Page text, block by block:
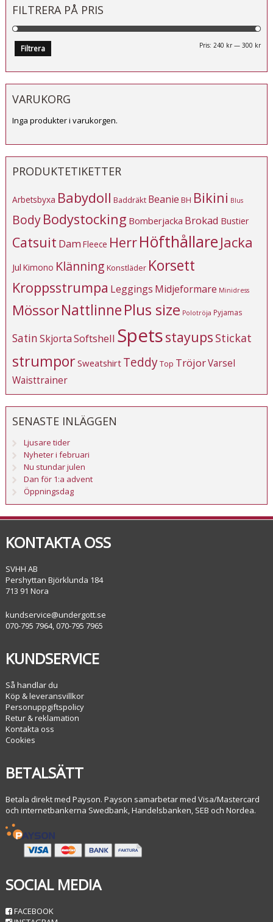
FILTRERA PÅ PRIS
Filtrera Pris:240 kr —300 kr
VARUKORG
Inga produkter i varukorgen.
PRODUKTETIKETTER
Arbetsbyxa Babydoll Baddräkt Beanie BH Bikini Blus
BodyBodystocking Bomberjacka Brokad Bustier
Catsuit DamFleece HerrHöfthållare Jacka
Jul Kimono Klänning Konstläder Korsett
Kroppsstrumpa Leggings Midjeformare Minidress
MössorNattlinnePlus size Polotröja Pyjamas
SatinSkjortaSoftshell Spetsstayups Stickat
strumporSweatshirt TeddyTop TröjorVarsel
Waisttrainer
SENASTE INLÄGGEN
Ljusare tider
Nyheter i februari
Nu stundar julen
Dan för 1:a advent
Öppningsdag
KONTAKTA OSS
SVHH AB
Pershyttan Björklunda 184
713 91 Nora
kundservice@undergott.se
070-795 7964, 070-795 7965
KUNDSERVICE
Så handlar du
Köp & leveransvillkor
Personuppgiftspolicy
Retur & reklamation
Kontakta oss
Cookies
BETALSÄTT
Betala direkt med Payson. Payson samarbetar med Visa/Mastercard
och internetbankerna Swedbank, Handelsbanken, SEB och Nordea.
SOCIAL MEDIA
FACEBOOK